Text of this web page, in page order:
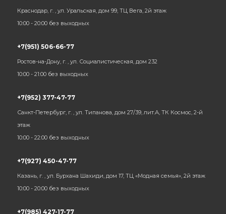
Краснодар, г. , ул. Уральская, дом 99, ТЦ Вега, 2й этаж
10:00 - 20:00 без выходных
+7(951) 506-66-77
Ростов-на-Дону, г. , ул. Социалистическая, дом 232
10:00 - 21:00 без выходных
+7(952) 377-47-77
Санкт-Петербург, г. , ул. Типанова, дом 27/39, лит.А, ТК Космос, 2-й
этаж
10:00 - 22:00 без выходных
+7(927) 450-47-77
Казань, г. , ул. Бурхана Шахиди, дом 17, ТЦ «Модная семья», 2й этаж
10:00 - 20:00 без выходных
+7(985) 427-17-77